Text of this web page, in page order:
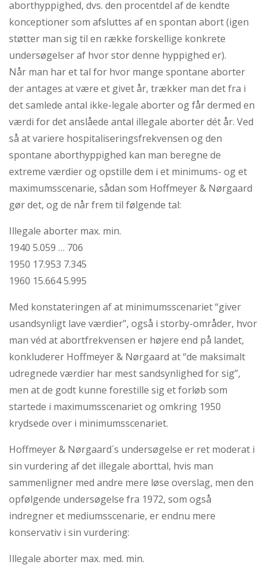
aborthyppighed, dvs. den procentdel af de kendte
konceptioner som afsluttes af en spontan abort (igen
støtter man sig til en række forskellige konkrete
undersøgelser af hvor stor denne hyppighed er).
Når man har et tal for hvor mange spontane aborter
der antages at være et givet år, trækker man det fra i
det samlede antal ikke-legale aborter og får dermed en
værdi for det anslåede antal illegale aborter dét år. Ved
så at variere hospitaliseringsfrekvensen og den
spontane aborthyppighed kan man beregne de
extreme værdier og opstille dem i et minimums- og et
maximumsscenarie, sådan som Hoffmeyer & Nørgaard
gør det, og de når frem til følgende tal:
Illegale aborter max. min.
1940 5.059 … 706
1950 17.953 7.345
1960 15.664 5.995
Med konstateringen af at minimumsscenariet “giver
usandsynligt lave værdier”, også i storby-områder, hvor
man véd at abortfrekvensen er højere end på landet,
konkluderer Hoffmeyer & Nørgaard at “de maksimalt
udregnede værdier har mest sandsynlighed for sig”,
men at de godt kunne forestille sig et forløb som
startede i maximumsscenariet og omkring 1950
krydsede over i minimumsscenariet.
Hoffmeyer & Nørgaard´s undersøgelse er ret moderat i
sin vurdering af det illegale aborttal, hvis man
sammenligner med andre mere løse overslag, men den
opfølgende undersøgelse fra 1972, som også
indregner et mediumsscenarie, er endnu mere
konservativ i sin vurdering:
Illegale aborter max. med. min.